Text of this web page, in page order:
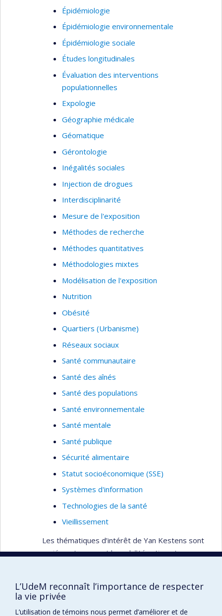
Épidémiologie
Épidémiologie environnementale
Épidémiologie sociale
Études longitudinales
Évaluation des interventions
populationnelles
Expologie
Géographie médicale
Géomatique
Gérontologie
Inégalités sociales
Injection de drogues
Interdisciplinarité
Mesure de l'exposition
Méthodes de recherche
Méthodes quantitatives
Méthodologies mixtes
Modélisation de l'exposition
Nutrition
Obésité
Quartiers (Urbanisme)
Réseaux sociaux
Santé communautaire
Santé des aînés
Santé des populations
Santé environnementale
Santé mentale
Santé publique
Sécurité alimentaire
Statut socioéconomique (SSE)
Systèmes d'information
Technologies de la santé
Vieillissement
Les thématiques d’intérêt de Yan Kestens sont
variées et couvrent la mobilité active et
alimentaires, le vieillissement et la santé mentale.
Développement et application d’outils de
Lire plus…
L’UdeM reconnaît l’importance de respecter
la vie privée
L’utilisation de témoins nous permet d’améliorer et de